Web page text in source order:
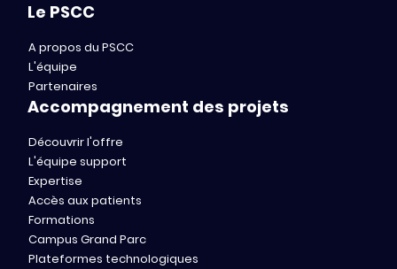
Le PSCC
A propos du PSCC
L'équipe
Partenaires
Accompagnement des projets
Découvrir l'offre
L'équipe support
Expertise
Accès aux patients
Formations
Campus Grand Parc
Plateformes technologiques